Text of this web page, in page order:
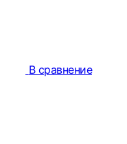
В сравнение